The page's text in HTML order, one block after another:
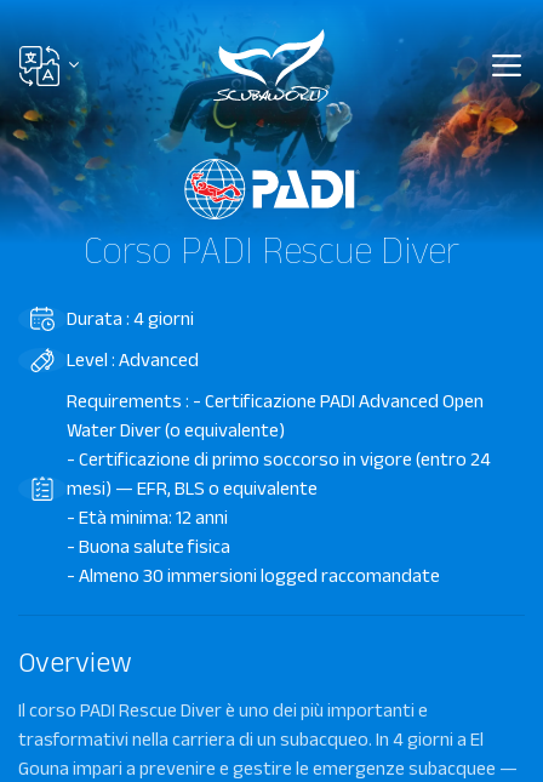
Corso PADI Rescue Diver
Durata : 4 giorni
Level : Advanced
Requirements : - Certificazione PADI Advanced Open
Water Diver (o equivalente)
- Certificazione di primo soccorso in vigore (entro 24
mesi) — EFR, BLS o equivalente
- Età minima: 12 anni
- Buona salute fisica
- Almeno 30 immersioni logged raccomandate
Overview
Il corso PADI Rescue Diver è uno dei più importanti e
trasformativi nella carriera di un subacqueo. In 4 giorni a El
Gouna impari a prevenire e gestire le emergenze subacquee —